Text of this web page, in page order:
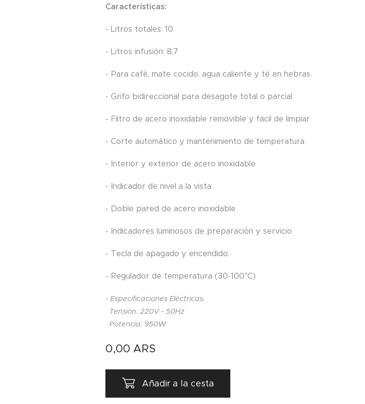
Características:
- Litros totales: 10
- Litros infusión: 8,7
- Para café, mate cocido, agua caliente y té en hebras
- Grifo bidireccional para desagote total o parcial
- Filtro de acero inoxidable removible y fácil de limpiar
- Corte automático y mantenimiento de temperatura
- Interior y exterior de acero inoxidable
- Indicador de nivel a la vista
- Doble pared de acero inoxidable
- Indicadores luminosos de preparación y servicio
- Tecla de apagado y encendido.
- Regulador de temperatura (30-100°C)
- Especificaciones Eléctricas:
Tensión: 220V - 50Hz
Potencia: 950W
0,00 ARS
Añadir a la cesta